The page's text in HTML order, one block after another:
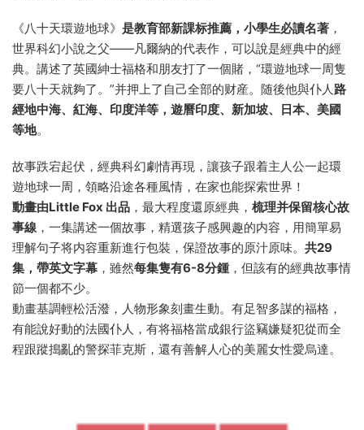
《八十天環遊地球》 是教育部新課标推薦，小學生必讀名著 ，
世界科幻小說之父——凡爾納的代表作，可以說是經典中的經
典。講述了英國紳士福格和朋友打了一個賭，“環遊地球一周隻
要八十天就夠了。”并押上了自己全部的财産。随後他與仆人路
經地中海、紅海、印度洋等，遊曆印度、新加坡、日本、美國
等地。
故事跌宕起伏，經典科幻劇情再現，讓孩子跟着主人公一起環
遊地球一周，領略沿途各種風情，在家也能探索世界！
動畫由Little Fox 出品 ，最大程度還原經典， 梳理并保留核心故
事線 ，一集講述一個故事，精選孩子感興趣的内容，用簡單易
理解句子将内容重新進行包裝，保證故事的原汁原味。 共29
集，帶英文字幕 ，雖然每集隻有6-8分鍾 ，但該有的經典故事情
節一個都不少。
動畫基調輕松活潑，人物形象刻畫生動。有足智多謀的福格，
有能說好動的法國仆人，有将福格當成銀行盜竊嫌疑犯從而全
程跟蹤搗亂的警探菲克斯，還有善解人心的美麗女性愛烏達。